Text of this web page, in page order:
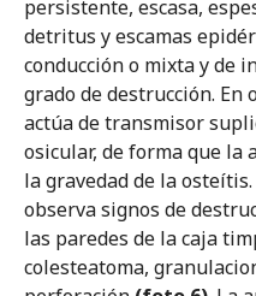
persistente, escasa,
detritus y escamas
conducción o mixta y de
grado de destrucción. En
actúa de transmisor
osicular, de forma que la
la gravedad de la
observa signos de
las paredes de la caja
colesteatoma,